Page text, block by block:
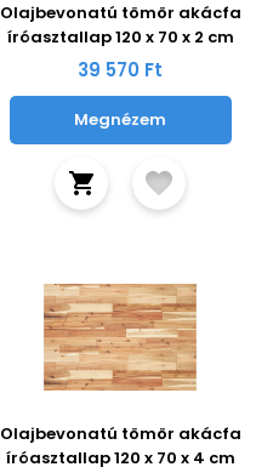
Olajbevonatú tömör akácfa
íróasztallap 120 x 70 x 2 cm
39 570 Ft
Megnézem
Olajbevonatú tömör akácfa
íróasztallap 120 x 70 x 4 cm